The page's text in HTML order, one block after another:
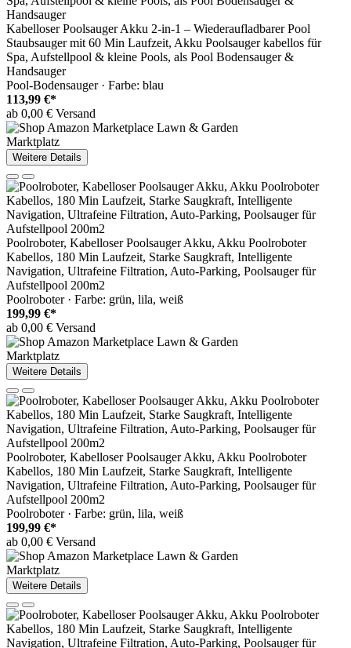
Kabelloser Poolsauger Akku 2-in-1 – Wiederaufladbarer Pool
Staubsauger mit 60 Min Laufzeit, Akku Poolsauger kabellos für
Spa, Aufstellpool & kleine Pools, als Pool Bodensauger &
Handsauger
Pool-Bodensauger · Farbe: blau
113,99 €*
ab 0,00 € Versand
Marktplatz
Weitere Details
Poolroboter, Kabelloser Poolsauger Akku, Akku Poolroboter
Kabellos, 180 Min Laufzeit, Starke Saugkraft, Intelligente
Navigation, Ultrafeine Filtration, Auto-Parking, Poolsauger für
Aufstellpool 200m2
Poolroboter · Farbe: grün, lila, weiß
199,99 €*
ab 0,00 € Versand
Marktplatz
Weitere Details
Poolroboter, Kabelloser Poolsauger Akku, Akku Poolroboter
Kabellos, 180 Min Laufzeit, Starke Saugkraft, Intelligente
Navigation, Ultrafeine Filtration, Auto-Parking, Poolsauger für
Aufstellpool 200m2
Poolroboter · Farbe: grün, lila, weiß
199,99 €*
ab 0,00 € Versand
Marktplatz
Weitere Details